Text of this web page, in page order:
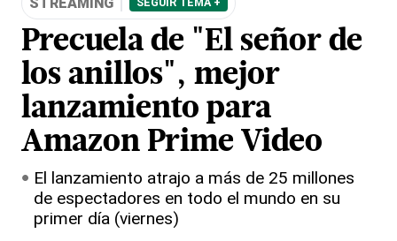
Precuela de "El señor de
los anillos", mejor
lanzamiento para
Amazon Prime Video
El lanzamiento atrajo a más de 25 millones
de espectadores en todo el mundo en su
primer día (viernes)